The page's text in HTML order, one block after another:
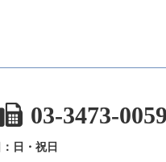
03-3473-0059
日・祝日